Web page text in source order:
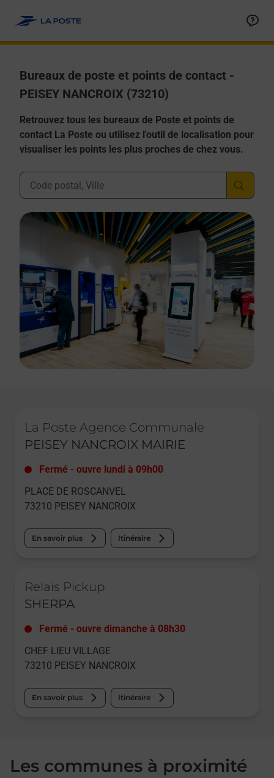
Bureaux de poste et points de contact -
PEISEY NANCROIX (73210)
Retrouvez tous les bureaux de Poste et points de
contact La Poste ou utilisez l'outil de localisation pour
visualiser les points les plus proches de chez vous.
Ville, Département, Code Postal
La Poste Agence Communale
PEISEY NANCROIX MAIRIE
Fermé - ouvre lundi à 09h00
PLACE DE ROSCANVEL
73210 PEISEY NANCROIX
En savoir plus Itinéraire
Relais Pickup
SHERPA
Fermé - ouvre dimanche à 08h30
CHEF LIEU VILLAGE
73210 PEISEY NANCROIX
En savoir plus Itinéraire
Les communes à proximité